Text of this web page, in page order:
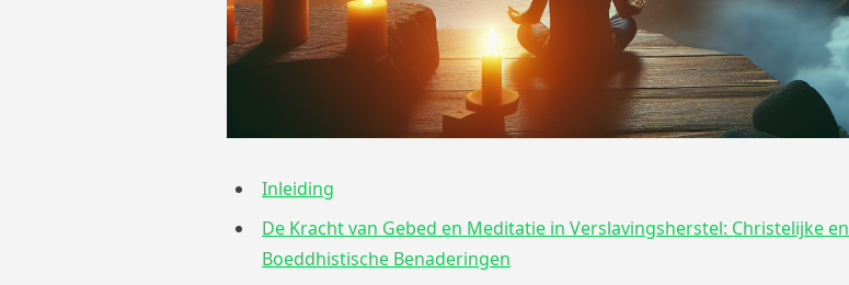
Inleiding
De Kracht van Gebed en Meditatie in Verslavingsherstel: Christelijke en
Boeddhistische Benaderingen